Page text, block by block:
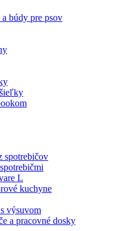
a búdy pre psov
spotrebičov
L
kuchyne
výsuvom
a pracovné dosky